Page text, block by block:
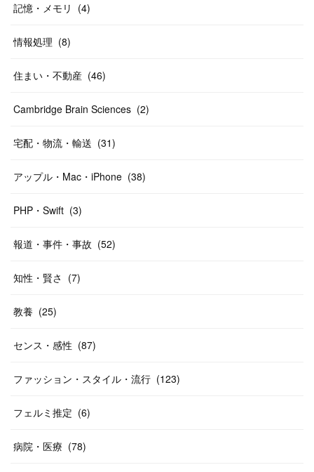
記憶・メモリ (4)
情報処理 (8)
住まい・不動産 (46)
Cambridge Brain Sciences (2)
宅配・物流・輸送 (31)
アップル・Mac・iPhone (38)
PHP・Swift (3)
報道・事件・事故 (52)
知性・賢さ (7)
教養 (25)
センス・感性 (87)
ファッション・スタイル・流行 (123)
フェルミ推定 (6)
病院・医療 (78)